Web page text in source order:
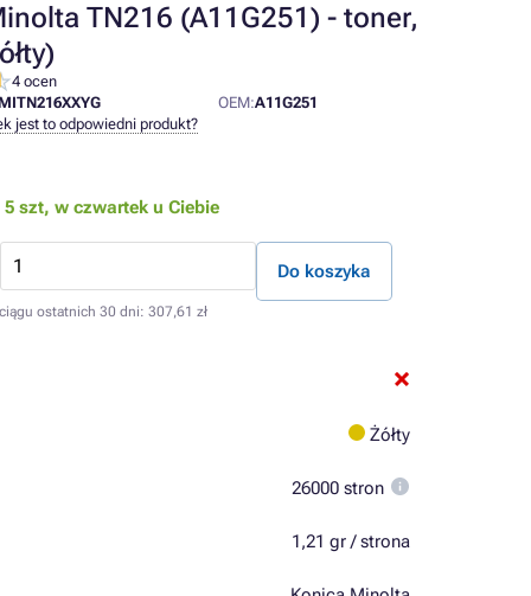
TN216 (A11G251) - toner,
4 ocen
OEM:A11G251
jest to odpowiedni produkt?
szt, w czwartek u Ciebie
Do koszyka
ostatnich 30 dni: 307,61 zł
Żółty
26000 stron
1,21 gr / strona